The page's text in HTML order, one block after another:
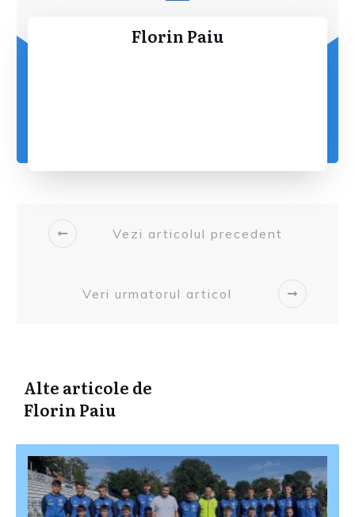
Florin Paiu
Vezi articolul precedent
Veri urmatorul articol
Alte articole de
Florin Paiu